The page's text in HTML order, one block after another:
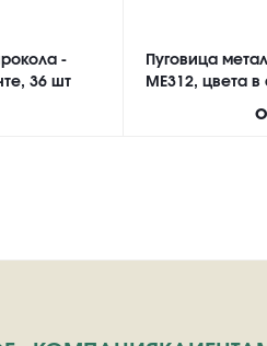
-
36 шт
Пуговица
ME312, цвета